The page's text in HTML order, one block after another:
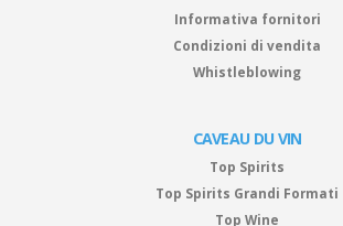
Informativa fornitori
Condizioni di vendita
Whistleblowing
CAVEAU DU VIN
Top Spirits
Top Spirits Grandi Formati
Top Wine